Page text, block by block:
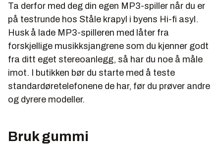
Ta derfor med deg din egen MP3-spiller når du er
på testrunde hos Ståle krapyl i byens Hi-fi asyl.
Husk å lade MP3-spilleren med låter fra
forskjellige musikksjangrene som du kjenner godt
fra ditt eget stereoanlegg, så har du noe å måle
imot. I butikken bør du starte med å teste
standardøretelefonene de har, før du prøver andre
og dyrere modeller.
Bruk gummi